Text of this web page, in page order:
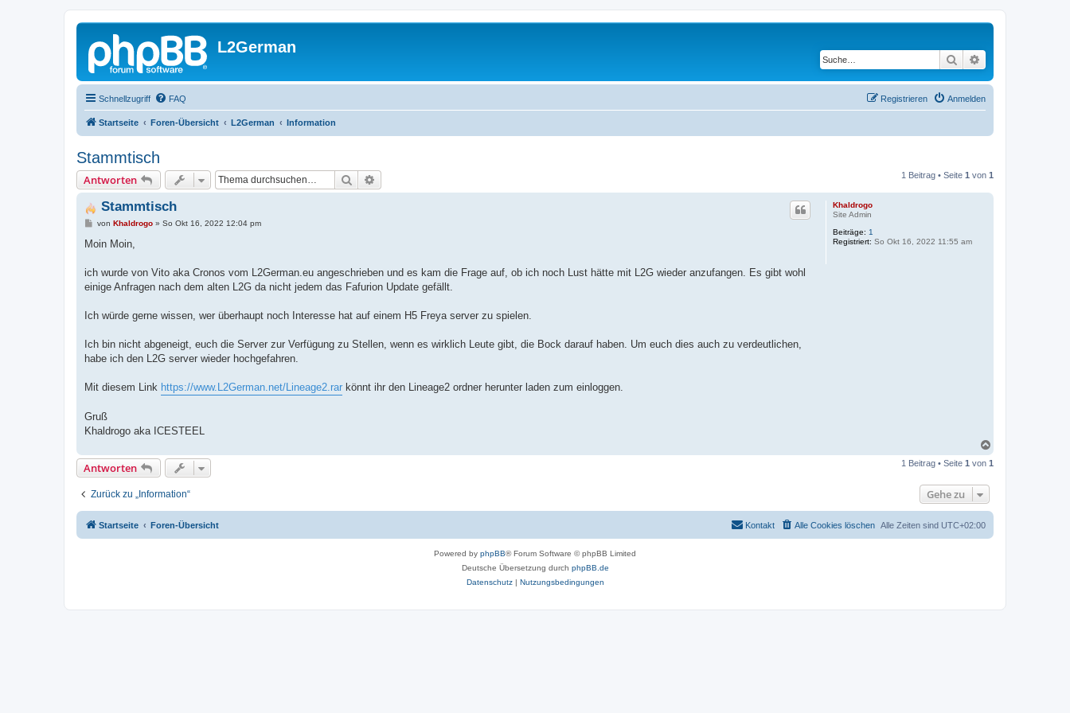
L2German
Suche
Schnellzugriff FAQ Anmelden
Registrieren
Startseite Foren-Übersicht L2German Information
Stammtisch
Antworten Suche 1 Beitrag • Seite 1 von 1
Khaldrogo
Site Admin
Beiträge: 1
Registriert: So Okt 16, 2022 11:55 am
Stammtisch
B
i
a
von Khaldrogo» So Okt 16, 2022 12:04 pm
Moin Moin,
ich wurde von Vito aka Cronos vom L2German.eu angeschrieben und es kam die Frage auf, ob ich noch Lust hätte mit L2G wieder anzufangen. Es gibt wohl
einige Anfragen nach dem alten L2G da nicht jedem das Fafurion Update gefällt.
Ich würde gerne wissen, wer überhaupt noch Interesse hat auf einem H5 Freya server zu spielen.
Ich bin nicht abgeneigt, euch die Server zur Verfügung zu Stellen, wenn es wirklich Leute gibt, die Bock darauf haben. Um euch dies auch zu verdeutlichen,
habe ich den L2G server wieder hochgefahren.
Mit diesem Link https://www.L2German.net/Lineage2.rar könnt ihr den Lineage2 ordner herunter laden zum einloggen.
Gruß
Khaldrogo aka ICESTEEL
c
Antworten 1 Beitrag • Seite 1 von 1
Zurück zu „Information“ Gehe zu
Startseite Foren-Übersicht Alle Zeiten sind UTC+02:00
Alle Cookies löschen
Kontakt
Powered by phpBB® Forum Software © phpBB Limited
Deutsche Übersetzung durch phpBB.de
Datenschutz| Nutzungsbedingungen